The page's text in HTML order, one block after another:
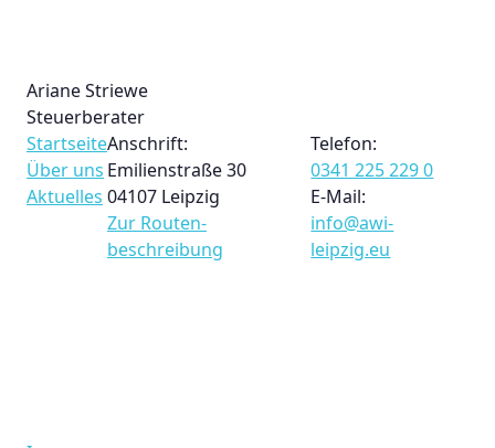
Ariane Striewe
Steuerberater
Startseite
Über uns
Aktuelles
Anschrift:
Emilienstraße 30
04107 Leipzig
Zur Routen­
beschreibung
Telefon:
0341 225 229 0
E-Mail:
info@awi-
leipzig.eu